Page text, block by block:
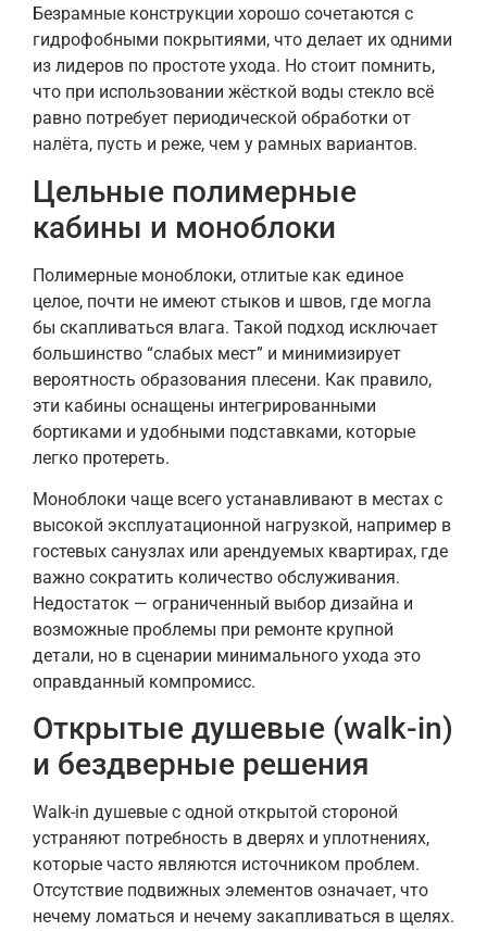
Безрамные конструкции хорошо сочетаются с
гидрофобными покрытиями, что делает их одними
из лидеров по простоте ухода. Но стоит помнить,
что при использовании жёсткой воды стекло всё
равно потребует периодической обработки от
налёта, пусть и реже, чем у рамных вариантов.
Цельные полимерные
кабины и моноблоки
Полимерные моноблоки, отлитые как единое
целое, почти не имеют стыков и швов, где могла
бы скапливаться влага. Такой подход исключает
большинство “слабых мест” и минимизирует
вероятность образования плесени. Как правило,
эти кабины оснащены интегрированными
бортиками и удобными подставками, которые
легко протереть.
Моноблоки чаще всего устанавливают в местах с
высокой эксплуатационной нагрузкой, например в
гостевых санузлах или арендуемых квартирах, где
важно сократить количество обслуживания.
Недостаток — ограниченный выбор дизайна и
возможные проблемы при ремонте крупной
детали, но в сценарии минимального ухода это
оправданный компромисс.
Открытые душевые (walk-in)
и бездверные решения
Walk-in душевые с одной открытой стороной
устраняют потребность в дверях и уплотнениях,
которые часто являются источником проблем.
Отсутствие подвижных элементов означает, что
нечему ломаться и нечему закапливаться в щелях.